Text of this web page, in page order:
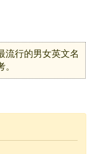
流行的男女英文名